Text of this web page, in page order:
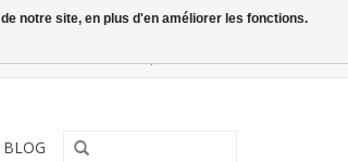
BLOG
notre site, en plus d'en améliorer les fonctions.